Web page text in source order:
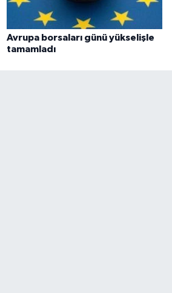
Avrupa borsaları günü yükselişle
tamamladı